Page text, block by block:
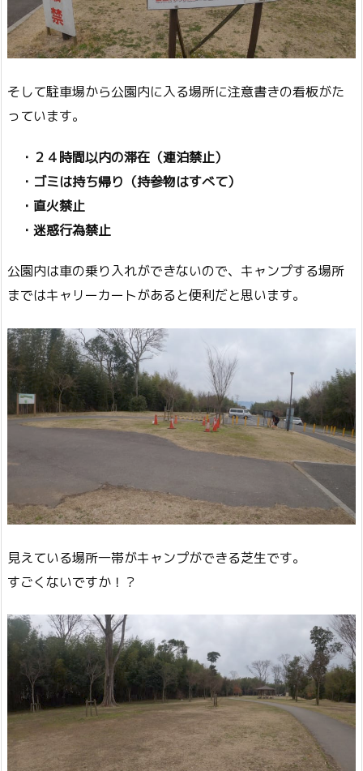
そして駐車場から公園内に入る場所に注意書きの看板がた
っています。
・２４時間以内の滞在（連泊禁止）
・ゴミは持ち帰り（持参物はすべて）
・直火禁止
・迷惑行為禁止
公園内は車の乗り入れができないので、キャンプする場所
まではキャリーカートがあると便利だと思います。
見えている場所一帯がキャンプができる芝生です。
すごくないですか！？